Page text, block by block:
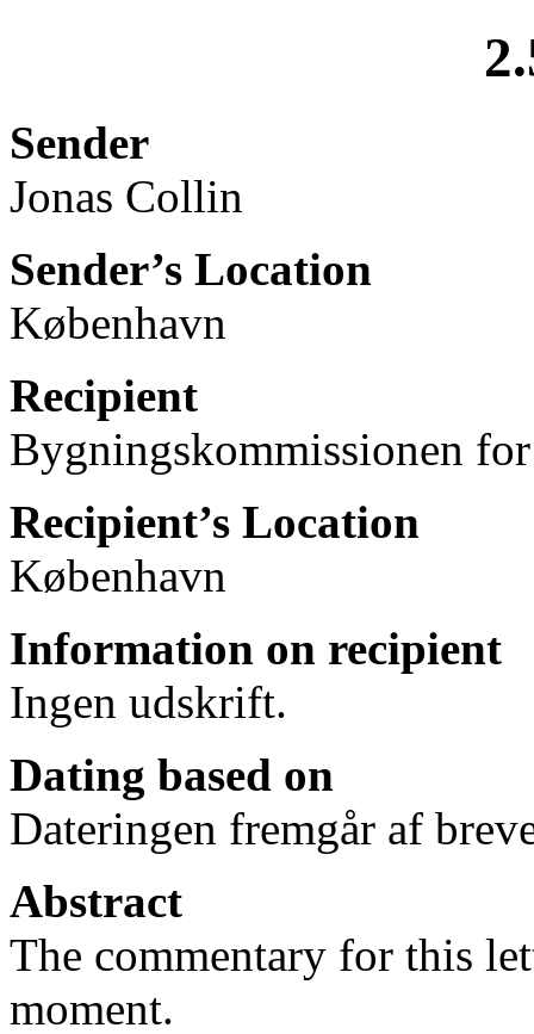
Sender
Jonas Collin
Sender’s Location
København
Recipient
Bygningskommissionen
Recipient’s Location
København
Information on recipient
Ingen udskrift.
Dating based on
Dateringen fremgår af
Abstract
The commentary for this
moment.